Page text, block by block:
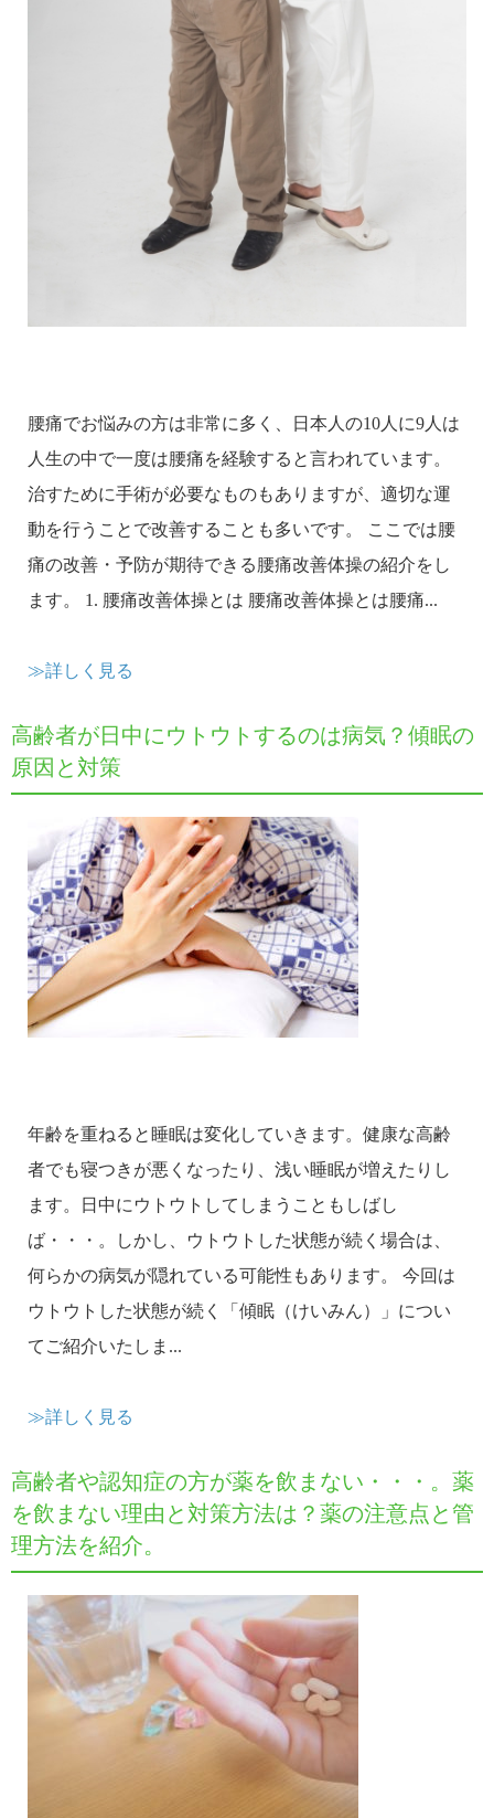
腰痛でお悩みの方は非常に多く、日本人の10人に9人は
人生の中で一度は腰痛を経験すると言われています。
治すために手術が必要なものもありますが、適切な運
動を行うことで改善することも多いです。 ここでは腰
痛の改善・予防が期待できる腰痛改善体操の紹介をし
ます。 1. 腰痛改善体操とは 腰痛改善体操とは腰痛...
≫詳しく見る
高齢者が日中にウトウトするのは病気？傾眠の
原因と対策
年齢を重ねると睡眠は変化していきます。健康な高齢
者でも寝つきが悪くなったり、浅い睡眠が増えたりし
ます。日中にウトウトしてしまうこともしばし
ば・・・。しかし、ウトウトした状態が続く場合は、
何らかの病気が隠れている可能性もあります。 今回は
ウトウトした状態が続く「傾眠（けいみん）」につい
てご紹介いたしま...
≫詳しく見る
高齢者や認知症の方が薬を飲まない・・・。薬
を飲まない理由と対策方法は？薬の注意点と管
理方法を紹介。